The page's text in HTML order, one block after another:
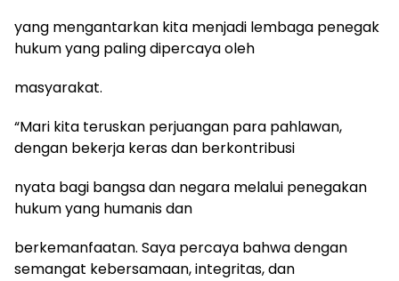
yang mengantarkan kita menjadi lembaga penegak
hukum yang paling dipercaya oleh
masyarakat.
“Mari kita teruskan perjuangan para pahlawan,
dengan bekerja keras dan berkontribusi
nyata bagi bangsa dan negara melalui penegakan
hukum yang humanis dan
berkemanfaatan. Saya percaya bahwa dengan
semangat kebersamaan, integritas, dan